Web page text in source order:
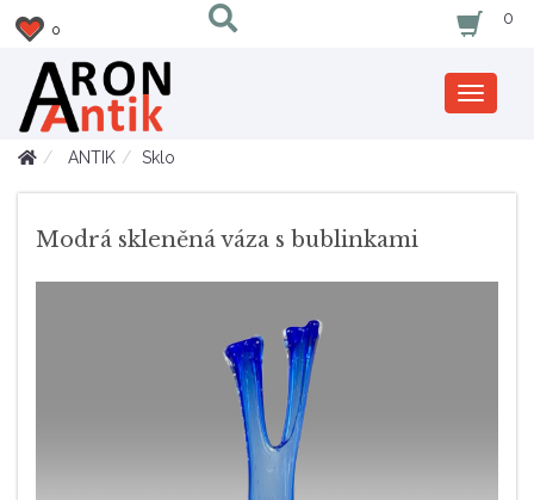
0
0
Zobrazit
nabidku
ANTIK
Sklo
Modrá skleněná váza s bublinkami